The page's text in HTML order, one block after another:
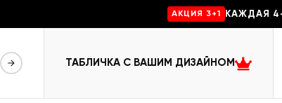
AKЦИЯ 3+1 КАЖДАЯ
ТАБЛИЧКА С ВАШИМ ДИЗАЙНОМ